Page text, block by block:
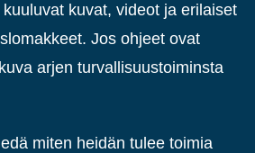
kuvat, videot ja erilaiset
Jos ohjeet ovat
arjen turvallisuustoiminsta
miten heidän tulee toimia